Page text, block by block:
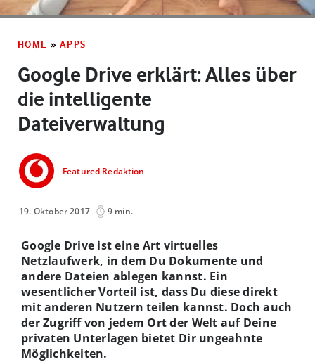
HOME » APPS
Google Drive erklärt: Alles über
die intelligente
Dateiverwaltung
Featured Redaktion
19. Oktober 2017 9 min.
Google Drive ist eine Art virtuelles
Netzlaufwerk, in dem Du Dokumente und
andere Dateien ablegen kannst. Ein
wesentlicher Vorteil ist, dass Du diese direkt
mit anderen Nutzern teilen kannst. Doch auch
der Zugriff von jedem Ort der Welt auf Deine
privaten Unterlagen bietet Dir ungeahnte
Möglichkeiten.